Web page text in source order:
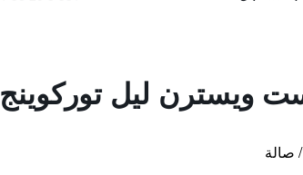
ويسترن ليل توركوينج
/ صالة